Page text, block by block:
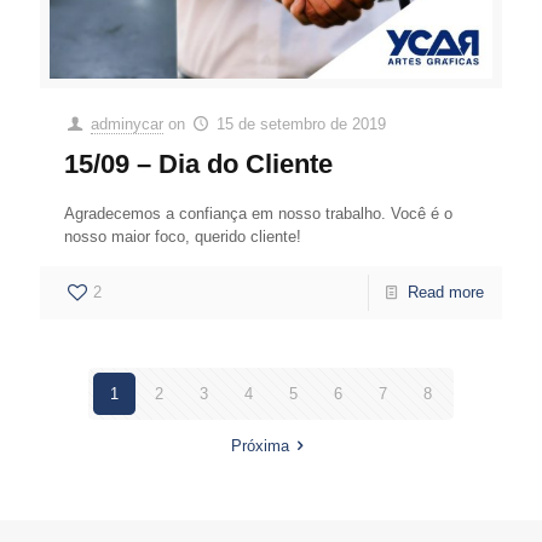
adminycar on 15 de setembro de 2019
15/09 – Dia do Cliente
Agradecemos a confiança em nosso trabalho. Você é o
nosso maior foco, querido cliente!
2 Read more
1 2 3 4 5 6 7 8
Próxima